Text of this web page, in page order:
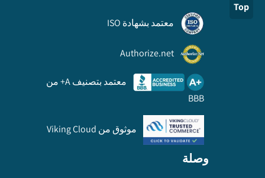
Top
معتمد بشهادة ISO
Authorize.net
معتمد بتصنيف A+ من
BBB
موثوق من Viking Cloud
وصلة